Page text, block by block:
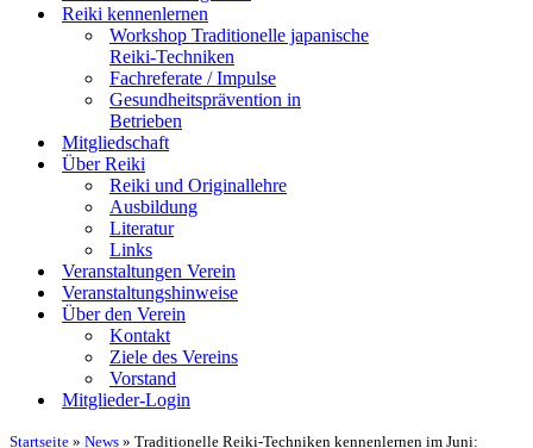
Reiki kennenlernen
Workshop Traditionelle japanische
Reiki-Techniken
Fachreferate / Impulse
Gesundheitsprävention in
Betrieben
Mitgliedschaft
Über Reiki
Reiki und Originallehre
Ausbildung
Literatur
Links
Veranstaltungen Verein
Veranstaltungshinweise
Über den Verein
Kontakt
Ziele des Vereins
Vorstand
Mitglieder-Login
Startseite » News » Traditionelle Reiki-Techniken kennenlernen im Juni: